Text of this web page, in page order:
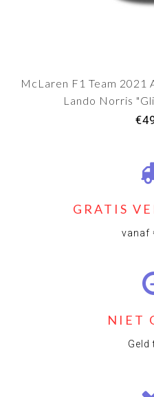
McLaren F1 Team 2021
Lando Norris
GRATIS
vanaf
NIET
Geld